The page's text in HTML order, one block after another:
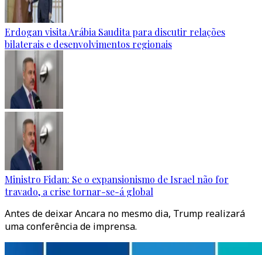
Erdogan visita Arábia Saudita para discutir relações
bilaterais e desenvolvimentos regionais
Ministro Fidan: Se o expansionismo de Israel não for
travado, a crise tornar-se-á global
Antes de deixar Ancara no mesmo dia, Trump realizará
uma conferência de imprensa.